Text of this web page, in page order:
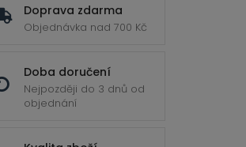
Doprava zdarma
Objednávka nad 700 Kč
Doba doručení
Nejpozději do 3 dnů od
objednání